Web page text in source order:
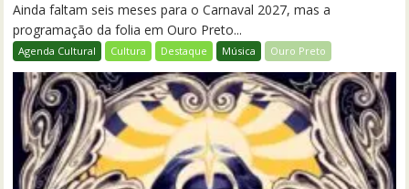
Ainda faltam seis meses para o Carnaval 2027, mas a
programação da folia em Ouro Preto...
Agenda Cultural Cultura Destaque Música Ouro Preto